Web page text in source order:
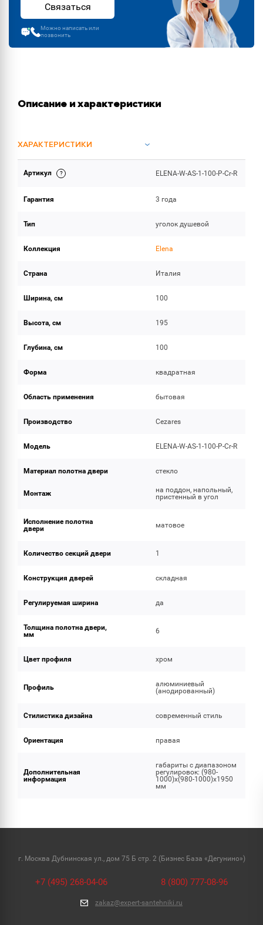
Связаться
Можно написать или
позвонить
Описание и характеристики
ХАРАКТЕРИСТИКИ
ОБЪЕМ ПОСТАВКИ
Артикул ELENA-W-AS-1-100-P-Cr-R
Гарантия 3 года
Тип уголок душевой
Коллекция Elena
Страна Италия
Ширина, см 100
Высота, см 195
Глубина, см 100
Форма квадратная
Область применения бытовая
Производство Cezares
Модель ELENA-W-AS-1-100-P-Cr-R
Материал полотна двери стекло
Монтаж
на поддон, напольный,
пристенный в угол
Исполнение полотна
двери
матовое
Количество секций двери 1
Конструкция дверей складная
Регулируемая ширина да
Толщина полотна двери,
мм
6
Цвет профиля хром
Профиль
алюминиевый
(анодированный)
Стилистика дизайна современный стиль
Ориентация правая
Дополнительная
информация
габариты с диапазоном
регулировок: (980-
1000)x(980-1000)x1950
мм
г. Москва Дубнинская ул., дом 75 Б стр. 2 (Бизнес База «Дегунино»)
+7 (495) 268-04-06 8 (800) 777-08-96
zakaz@expert-santehniki.ru